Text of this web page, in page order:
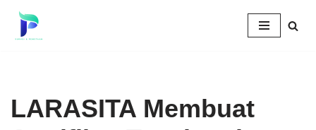
Skip
LARASITA Membuat